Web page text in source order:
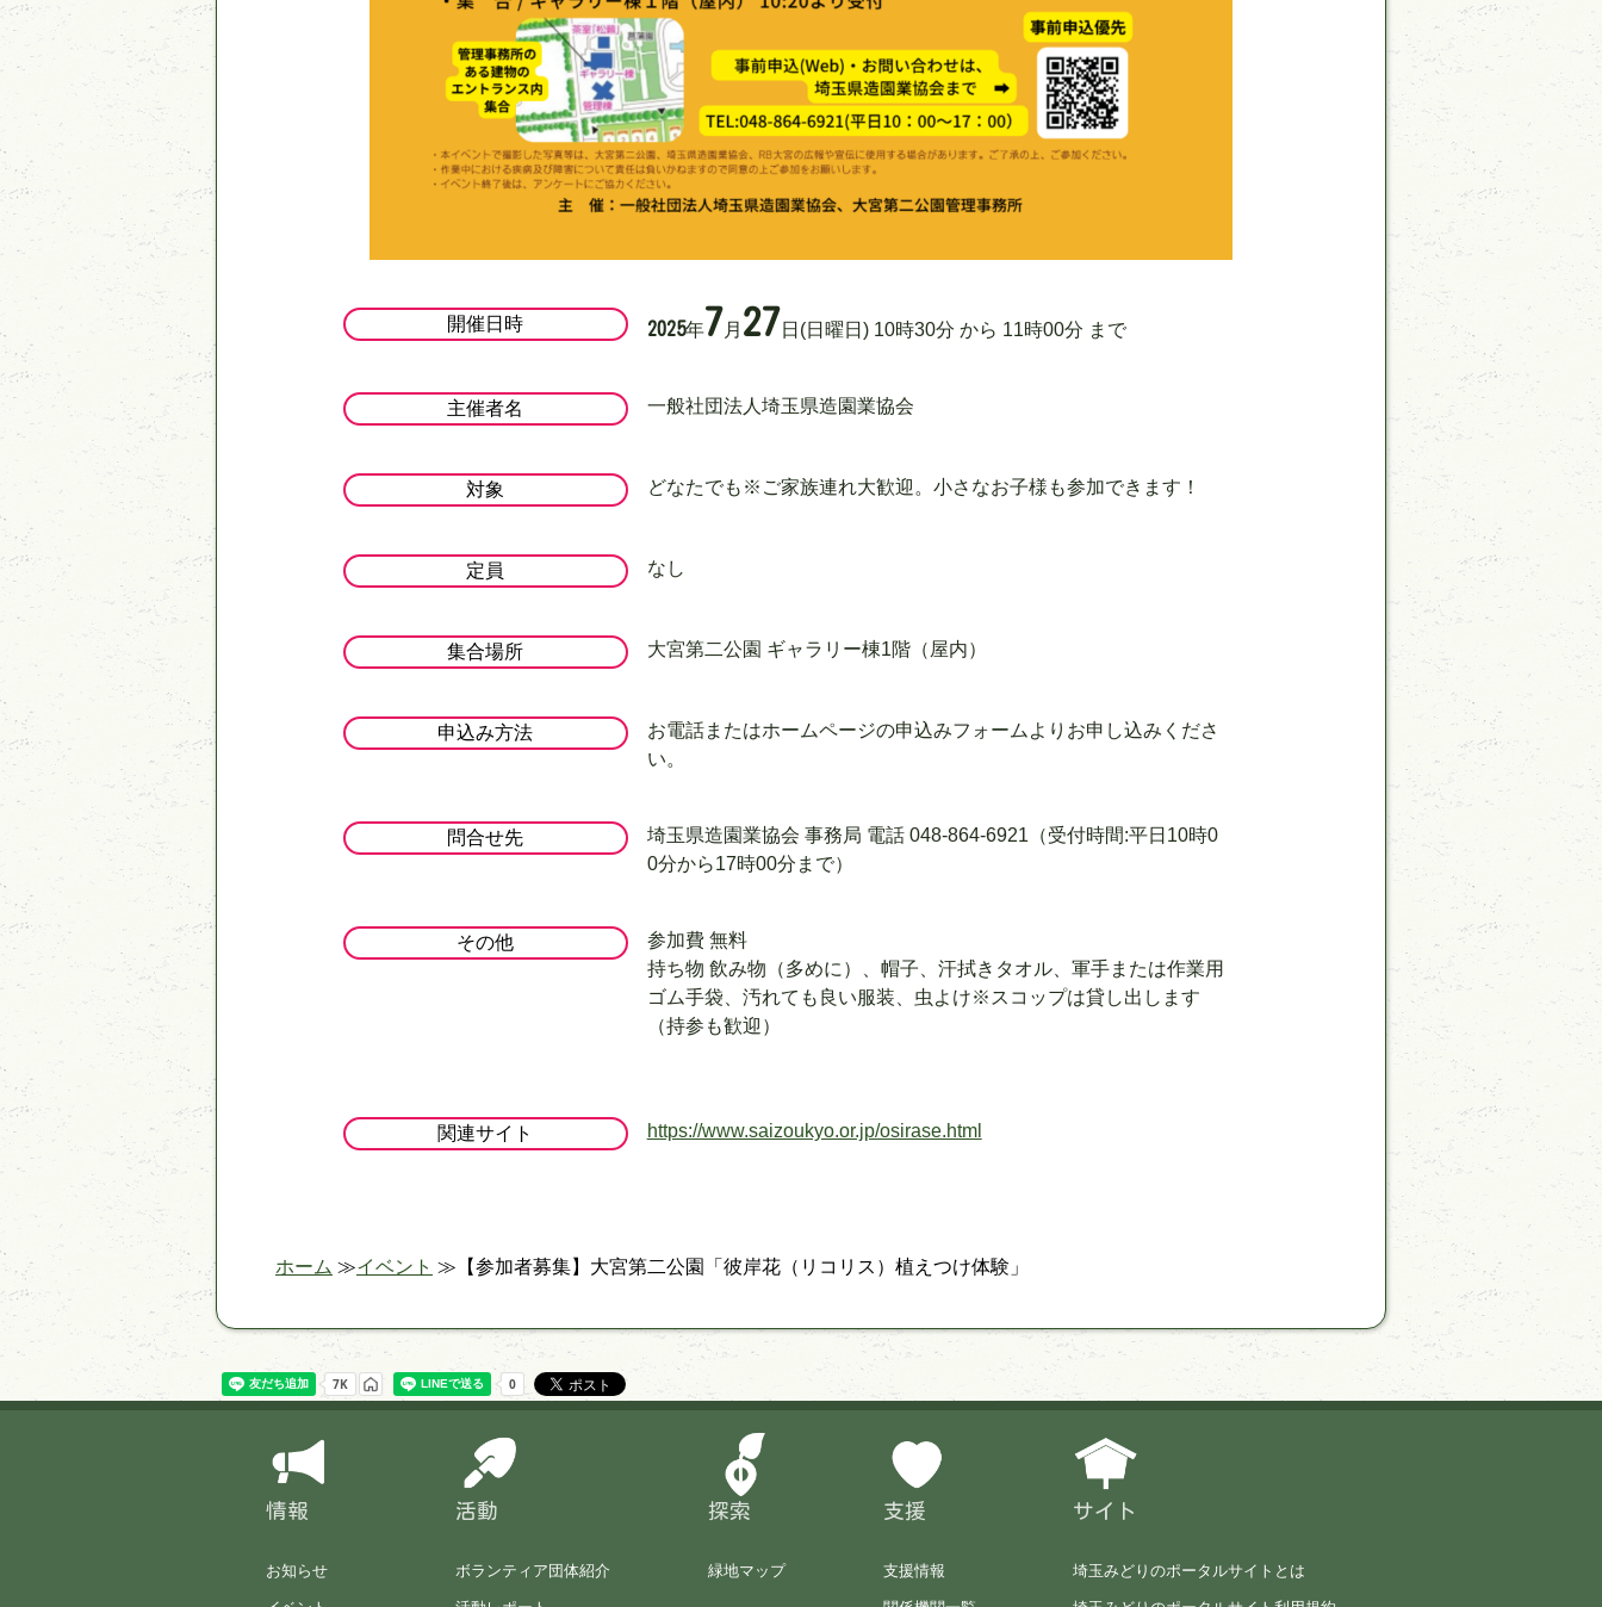
開催日時 2025年7月 27日 (日曜日) 10時30分 から 11時00分 まで
主催者名 一般社団法人埼玉県造園業協会
対象 どなたでも※ご家族連れ大歓迎。小さなお子様も参加できます！
定員 なし
集合場所 大宮第二公園 ギャラリー棟1階（屋内）
申込み方法
お電話またはホームページの申込みフォームよりお申し込みくださ
い。
問合せ先
埼玉県造園業協会 事務局 電話 048-864-6921（受付時間:平日10時0
0分から17時00分まで）
その他
参加費 無料
持ち物 飲み物（多めに）、帽子、汗拭きタオル、軍手または作業用
ゴム手袋、汚れても良い服装、虫よけ※スコップは貸し出します
（持参も歓迎）
関連サイト https://www.saizoukyo.or.jp/osirase.html
ホーム イベント 【参加者募集】大宮第二公園「彼岸花（リコリス）植えつけ体験」
情報
お知らせ
活動
ボランティア団体紹介
探索
緑地マップ
支援
支援情報
サイト
埼玉みどりのポータルサイトとは